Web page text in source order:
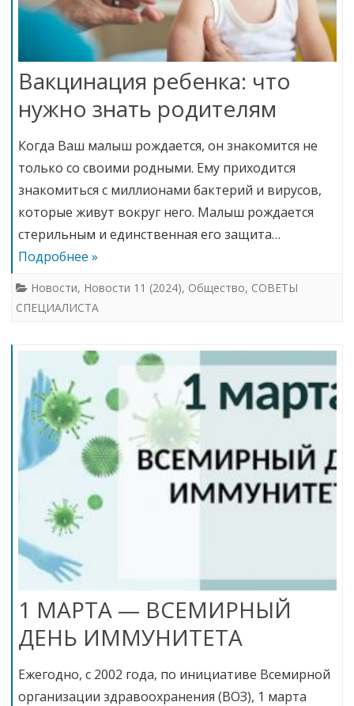
Вакцинация ребенка: что
нужно знать родителям
Когда Ваш малыш рождается, он знакомится не
только со своими родными. Ему приходится
знакомиться с миллионами бактерий и вирусов,
которые живут вокруг него. Малыш рождается
стерильным и единственная его защита…
Подробнее »
Новости, Новости 11 (2024), Общество, СОВЕТЫ
СПЕЦИАЛИСТА
1 МАРТА — ВСЕМИРНЫЙ
ДЕНЬ ИММУНИТЕТА
Ежегодно, с 2002 года, по инициативе Всемирной
организации здравоохранения (ВОЗ), 1 марта